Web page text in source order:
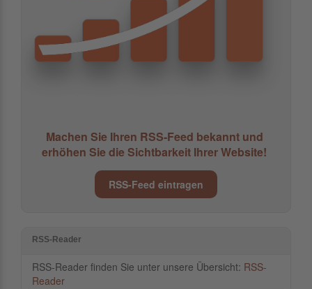
Machen Sie Ihren RSS-Feed bekannt und
erhöhen Sie die Sichtbarkeit Ihrer Website!
RSS-Feed eintragen
RSS-Reader
RSS-Reader finden Sie unter unsere Übersicht: RSS-
Reader